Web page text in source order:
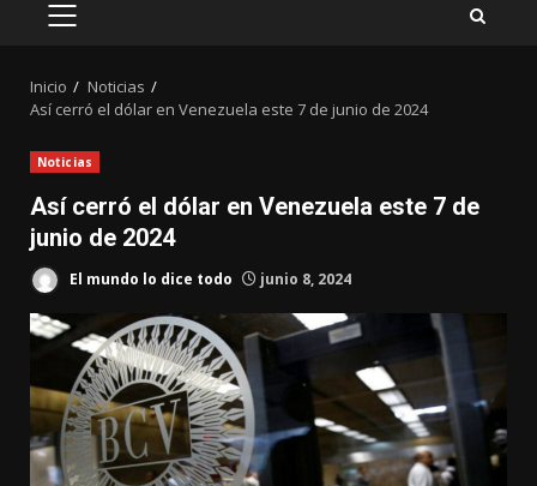
MENÚ
Inicio
Noticias
Así cerró el dólar en Venezuela este 7 de junio de 2024
Noticias
Así cerró el dólar en Venezuela este 7 de
junio de 2024
El mundo lo dice todo junio 8, 2024